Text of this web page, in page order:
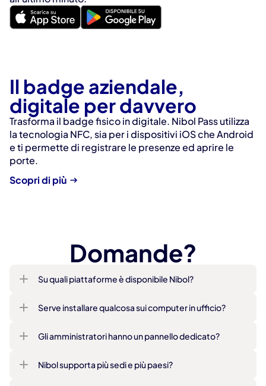
Il badge aziendale,
digitale per davvero
Trasforma il badge fisico in digitale. Nibol Pass utilizza
la tecnologia NFC, sia per i dispositivi iOS che Android
e ti permette di registrare le presenze ed aprire le
porte.
Scopri di più
Domande?
Su quali piattaforme è disponibile Nibol?
Serve installare qualcosa sui computer in ufficio?
Gli amministratori hanno un pannello dedicato?
Nibol supporta più sedi e più paesi?